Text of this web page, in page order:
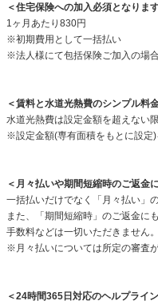
＜住宅保険への加入必須となりま
1ヶ月あたり830円
※初期費用として一括払い
※法人様にて包括保険ご加入の場
＜賃料と水道光熱費のシンプル料
水道光熱費は設定金額を超えない
※設定金額(専有面積をもとに設定
＜月々払いや期間短縮時のご返金
一括払いだけでなく「月々払い」
また、「期間短縮時」のご返金に
手数料などは一切いただきません。
※月々払いについては所定の審査
＜24時間365日対応のヘルプライ